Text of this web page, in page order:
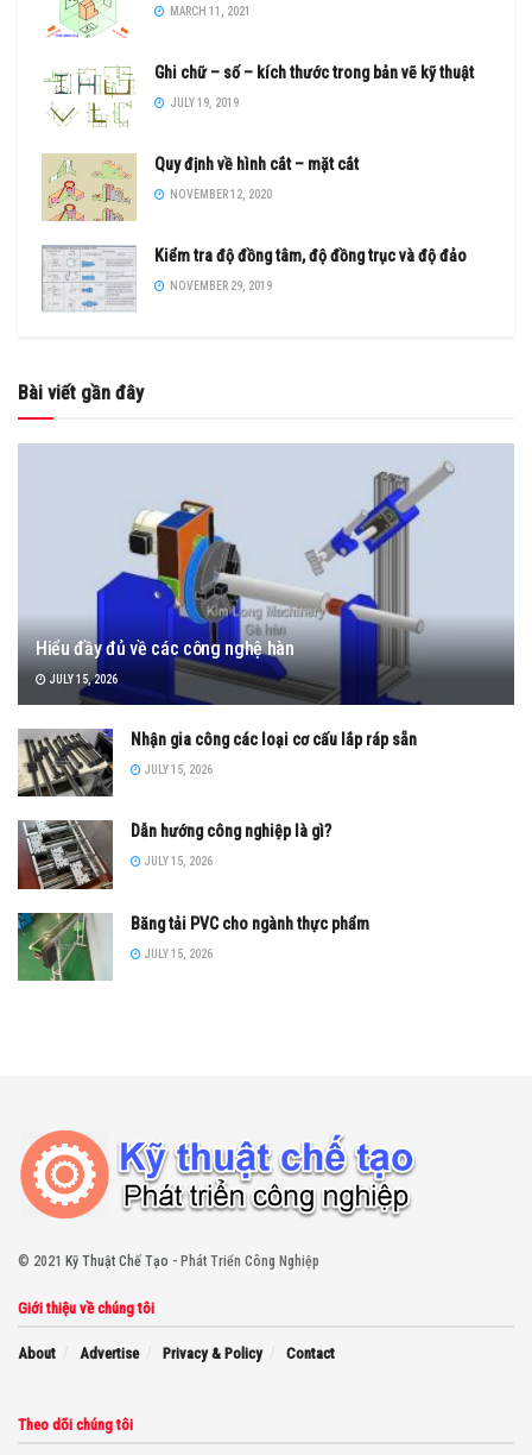
MARCH 11, 2021
Ghi chữ – số – kích thước trong bản vẽ kỹ thuật
JULY 19, 2019
Quy định về hình cắt – mặt cắt
NOVEMBER 12, 2020
Kiểm tra độ đồng tâm, độ đồng trục và độ đảo
NOVEMBER 29, 2019
Bài viết gần đây
Hiểu đầy đủ về các công nghệ hàn
JULY 15, 2026
Nhận gia công các loại cơ cấu lắp ráp sẵn
JULY 15, 2026
Dẫn hướng công nghiệp là gì?
JULY 15, 2026
Băng tải PVC cho ngành thực phẩm
JULY 15, 2026
© 2021 Kỹ Thuật Chế Tạo - Phát Triển Công Nghiệp
Giới thiệu về chúng tôi
About Advertise Privacy & Policy Contact
Theo dõi chúng tôi